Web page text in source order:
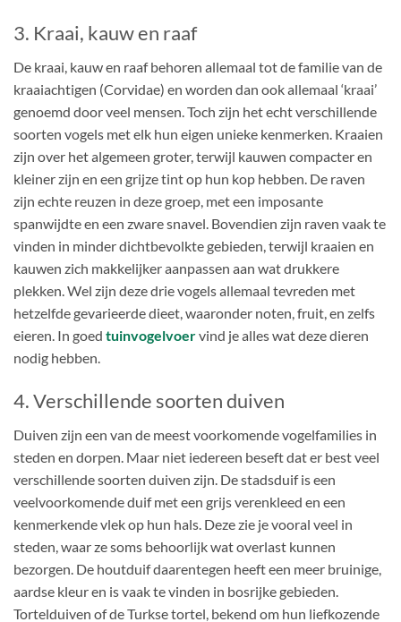
3. Kraai, kauw en raaf
De kraai, kauw en raaf behoren allemaal tot de familie van de
kraaiachtigen (Corvidae) en worden dan ook allemaal ‘kraai’
genoemd door veel mensen. Toch zijn het echt verschillende
soorten vogels met elk hun eigen unieke kenmerken. Kraaien
zijn over het algemeen groter, terwijl kauwen compacter en
kleiner zijn en een grijze tint op hun kop hebben. De raven
zijn echte reuzen in deze groep, met een imposante
spanwijdte en een zware snavel. Bovendien zijn raven vaak te
vinden in minder dichtbevolkte gebieden, terwijl kraaien en
kauwen zich makkelijker aanpassen aan wat drukkere
plekken. Wel zijn deze drie vogels allemaal tevreden met
hetzelfde gevarieerde dieet, waaronder noten, fruit, en zelfs
eieren. In goed tuinvogelvoervind je alles wat deze dieren
nodig hebben.
4. Verschillende soorten duiven
Duiven zijn een van de meest voorkomende vogelfamilies in
steden en dorpen. Maar niet iedereen beseft dat er best veel
verschillende soorten duiven zijn. De stadsduif is een
veelvoorkomende duif met een grijs verenkleed en een
kenmerkende vlek op hun hals. Deze zie je vooral veel in
steden, waar ze soms behoorlijk wat overlast kunnen
bezorgen. De houtduif daarentegen heeft een meer bruinige,
aardse kleur en is vaak te vinden in bosrijke gebieden.
Tortelduiven of de Turkse tortel, bekend om hun liefkozende